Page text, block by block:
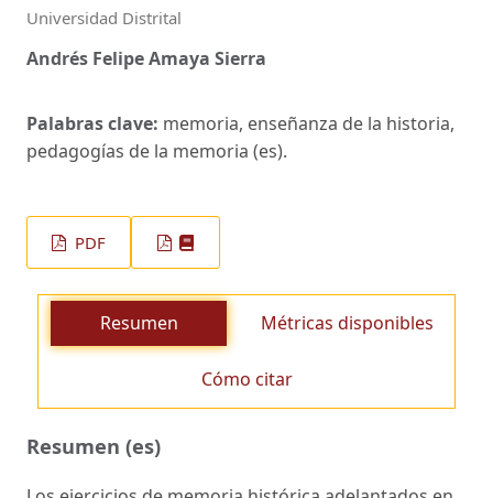
Universidad Distrital
Andrés Felipe Amaya Sierra
Palabras clave: memoria, enseñanza de la historia,
pedagogías de la memoria (es).
PDF
Resumen Métricas disponibles
Cómo citar
Resumen (es)